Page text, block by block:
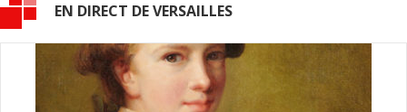
EN DIRECT DE VERSAILLES